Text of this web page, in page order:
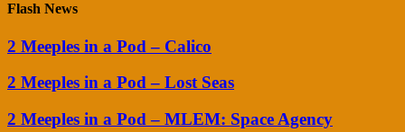
Flash News
2 Meeples in a Pod – Calico
2 Meeples in a Pod – Lost Seas
2 Meeples in a Pod – MLEM: Space Agency